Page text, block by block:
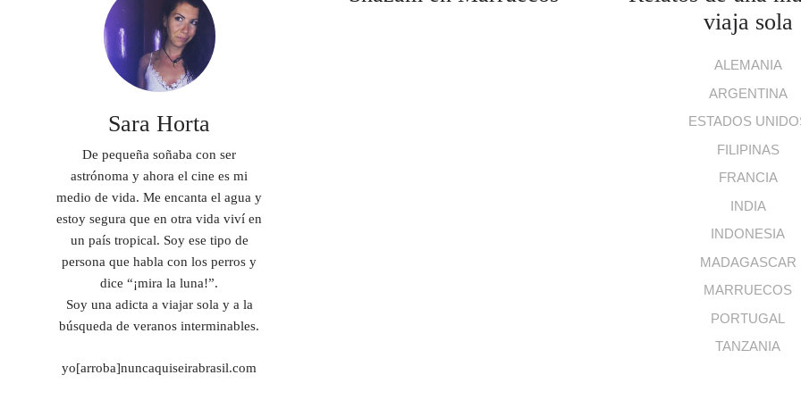
Sara Horta
De pequeña soñaba con ser
astrónoma y ahora el cine es mi
medio de vida. Me encanta el agua y
estoy segura que en otra vida viví en
un país tropical. Soy ese tipo de
persona que habla con los perros y
dice “¡mira la luna!”.
Soy una adicta a viajar sola y a la
búsqueda de veranos interminables.
yo[arroba]nuncaquiseirabrasil.com
viaja sola
ALEMANIA
ARGENTINA
ESTADOS
FILIPINAS
FRANCIA
INDIA
INDONESIA
MADAGASCAR
MARRUECOS
PORTUGAL
TANZANIA